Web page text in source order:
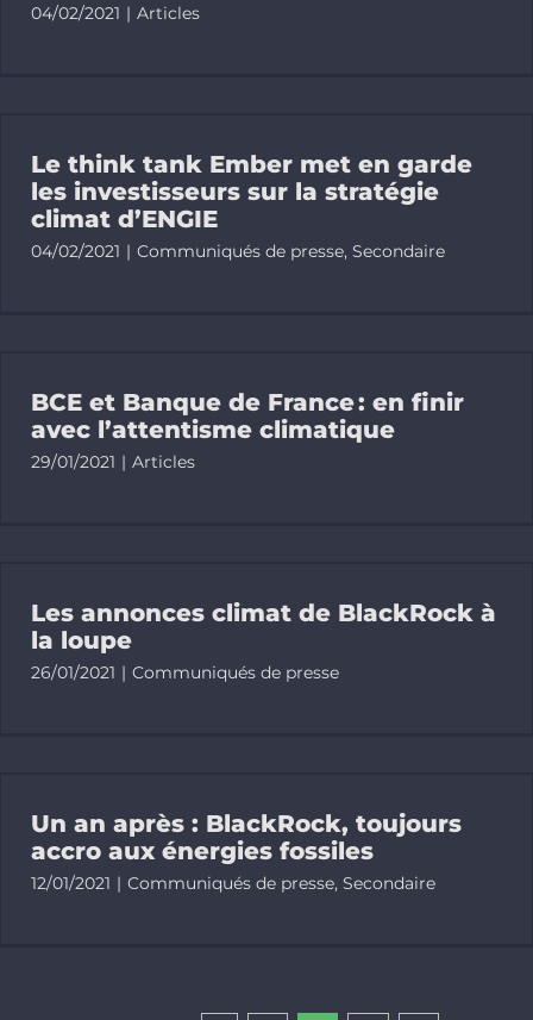
04/02/2021 | Articles
Le think tank Ember met en garde
les investisseurs sur la stratégie
climat d’ENGIE
04/02/2021 | Communiqués de presse, Secondaire
BCE et Banque de France : en finir
avec l’attentisme climatique
29/01/2021 | Articles
Les annonces climat de BlackRock à
la loupe
26/01/2021 | Communiqués de presse
Un an après : BlackRock, toujours
accro aux énergies fossiles
12/01/2021 | Communiqués de presse, Secondaire